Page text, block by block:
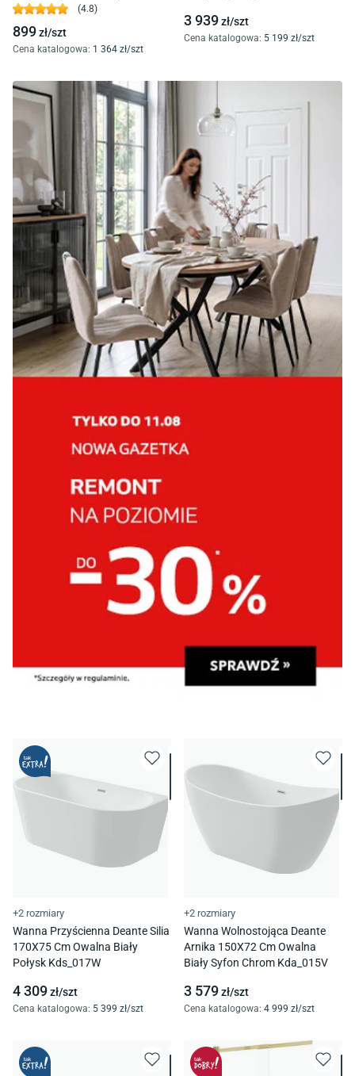
Uniwersalny Chrom S932-141
(4.8)
899zł/szt
Cena katalogowa: 1 364 zł/szt
3 939zł/szt
Cena katalogowa: 5 199 zł/szt
+2 rozmiary
Wanna Przyścienna Deante Silia
170X75 Cm Owalna Biały
Połysk Kds_017W
4 309zł/szt
Cena katalogowa: 5 399 zł/szt
+2 rozmiary
Wanna Wolnostojąca Deante
Arnika 150X72 Cm Owalna
Biały Syfon Chrom Kda_015V
3 579zł/szt
Cena katalogowa: 4 999 zł/szt